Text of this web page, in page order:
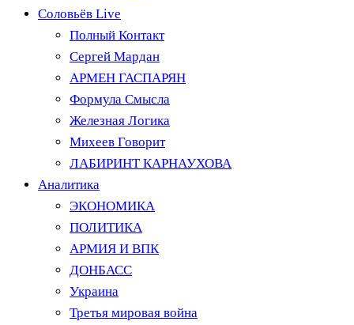
Соловьёв Live
Полный Контакт
Сергей Мардан
АРМЕН ГАСПАРЯН
Формула Смысла
Железная Логика
Михеев Говорит
ЛАБИРИНТ КАРНАУХОВА
Аналитика
ЭКОНОМИКА
ПОЛИТИКА
АРМИЯ И ВПК
ДОНБАСС
Украина
Третья мировая война